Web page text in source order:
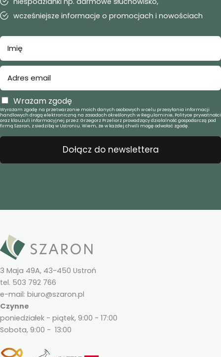
wcześniejsze informacje o promocjach i nowościach
Wrażam zgodę
Wyrażam zgodę na przetwarzanie moich danych osobowych w celu przesyłania informacji
handlowych drogą elektroniczną na zasadach określonych w Regulaminie, Polityce prywatności
oraz klauzuli informacyjnej przez: Grzegorz Przeliorz prowadzący działalność gospodarczą pod
firmą Szaron, z siedzibą w Ustroniu. Wiem, że w każdej chwili mogę odwołać zgodę.
Dołącz do newslettera
3 Maja 49A, 43-450 Ustroń
tel. 503 792 766
e-mail: biuro@szaron.pl
Czynne
poniedziałek - piątek, 9:00 - 17:00
Sobota, 9:00 - 13:00